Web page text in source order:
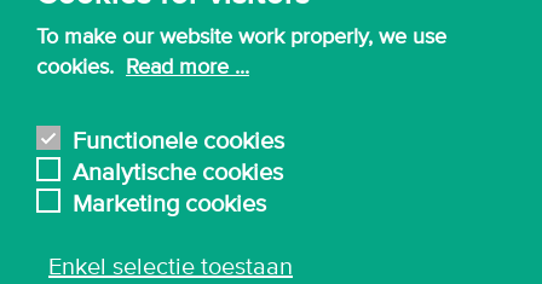
To make our website work properly, we use
cookies. Read more ...
Functionele cookies
Analytische cookies
Marketing cookies
Enkel selectie toestaan